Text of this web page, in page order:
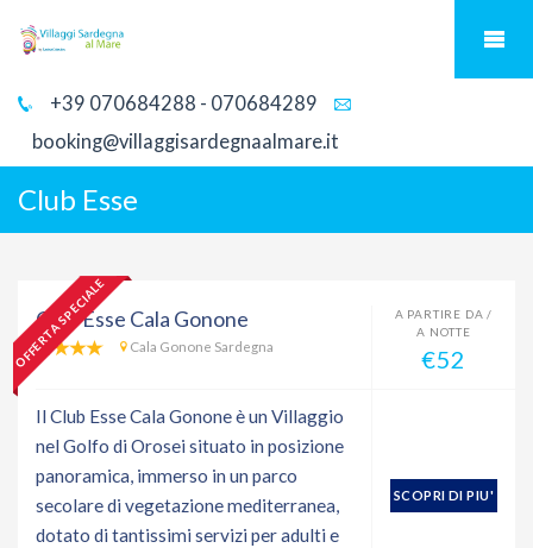
+39 070684288 - 070684289
booking@villaggisardegnaalmare.it
Club Esse
OFFERTA SPECIALE
Club Esse Cala Gonone
Cala Gonone Sardegna
A PARTIRE DA /
A NOTTE
€52
Il Club Esse Cala Gonone è un Villaggio
nel Golfo di Orosei situato in posizione
panoramica, immerso in un parco
secolare di vegetazione mediterranea,
dotato di tantissimi servizi per adulti e
SCOPRI DI PIU'